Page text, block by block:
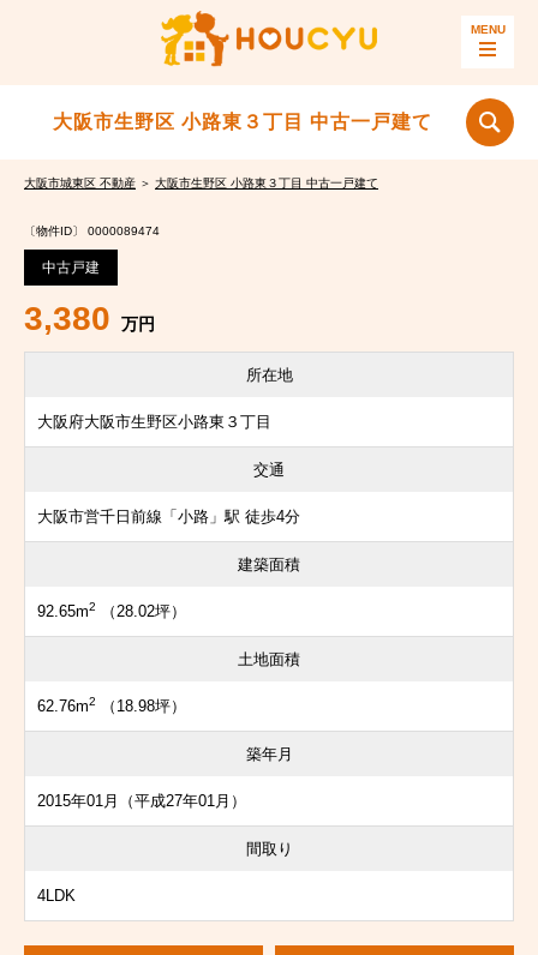
大阪市生野区 小路東３丁目 中古一戸建て
大阪市城東区 不動産 ＞ 大阪市生野区 小路東３丁目 中古一戸建て
〔物件ID〕 0000089474
中古戸建
3,380 万円
所在地
大阪府大阪市生野区小路東３丁目
交通
大阪市営千日前線「小路」駅 徒歩4分
建築面積
92.65m2 （28.02坪）
土地面積
62.76m2 （18.98坪）
築年月
2015年01月（平成27年01月）
間取り
4LDK